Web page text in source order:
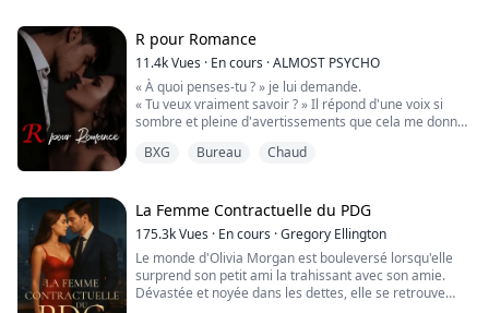
Stern, le travail est très ...
R pour Romance
11.4kVues · En cours ·ALMOST PSYCHO
« À quoi penses-tu ? » je lui demande.
« Tu veux vraiment savoir ? » Il répond d'une voix si
sombre et pleine d'avertissements que cela me donne
« Oui. » dis-je, faisant preuve d'un courage absolu.
calculés, comme un prédateur en chasse.
Délibérément, il s'arrête à ju...
BXG Bureau Chaud
La Femme Contractuelle du PDG
175.3kVues · En cours ·Gregory Ellington
Le monde d'Olivia Morgan est bouleversé lorsqu'elle
surprend son petit ami la trahissant avec son amie.
Dévastée et noyée dans les dettes, elle se retrouve